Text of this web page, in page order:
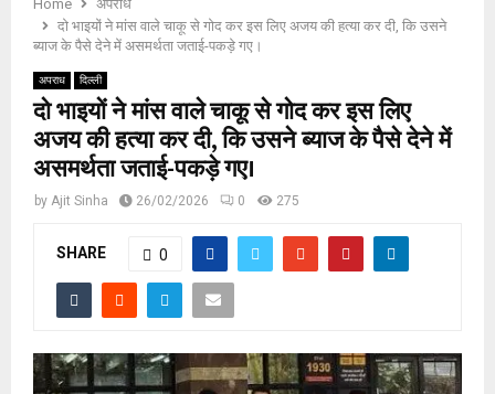
Home
अपराध
दो भाइयों ने मांस वाले चाकू से गोद कर इस लिए अजय की हत्या कर दी, कि उसने
ब्याज के पैसे देने में असमर्थता जताई-पकड़े गए।
अपराध दिल्ली
दो भाइयों ने मांस वाले चाकू से गोद कर इस लिए
अजय की हत्या कर दी, कि उसने ब्याज के पैसे देने में
असमर्थता जताई-पकड़े गए।
by Ajit Sinha 26/02/2026 0 275
SHARE 0